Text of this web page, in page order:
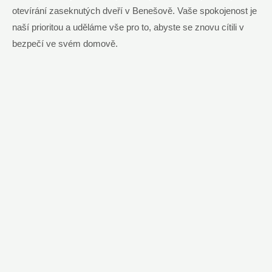
otevírání zaseknutých dveří v Benešově. Vaše spokojenost je
naší prioritou a uděláme vše pro to, abyste se znovu cítili v
bezpečí ve svém domově.